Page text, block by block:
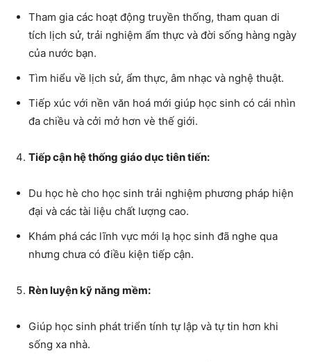
Tham gia các hoạt động truyền thống, tham quan di
tích lịch sử, trải nghiệm ẩm thực và đời sống hàng ngày
của nước bạn.
Tìm hiểu về lịch sử, ẩm thực, âm nhạc và nghệ thuật.
Tiếp xúc với nền văn hoá mới giúp học sinh có cái nhìn
đa chiều và cởi mở hơn vè thế giới.
Tiếp cận hệ thống giáo dục tiên tiến:
Du học hè cho học sinh trải nghiệm phương pháp hiện
đại và các tài liệu chất lượng cao.
Khám phá các lĩnh vực mới lạ học sinh đã nghe qua
nhưng chưa có điều kiện tiếp cận.
Rèn luyện kỹ năng mềm:
Giúp học sinh phát triển tính tự lập và tự tin hơn khi
sống xa nhà.